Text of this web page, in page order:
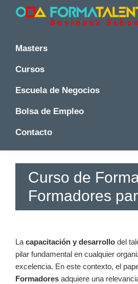
Saltar
Saltar
Saltar
principal
y
Master
en
Madrid
Formatalent
y
en
-
Formatalent
Masters
Cursos
Escuela de Negocios
Bolsa de Empleo
Contacto
Curso de
Formadores
La capacitación y desarrollo del
pilar fundamental en cualquier
excelencia. En este contexto, el
Formadores adquiere una